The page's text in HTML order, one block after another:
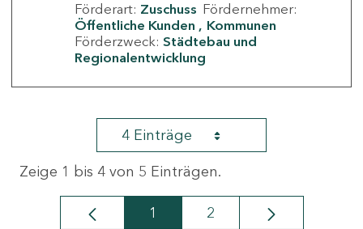
Förderart: Zuschuss Fördernehmer:
Öffentliche Kunden
Kommunen
Förderzweck: Städtebau und
Regionalentwicklung
4 Einträge
Zeige 1 bis 4 von 5 Einträgen.
Seite
1 Seite
2